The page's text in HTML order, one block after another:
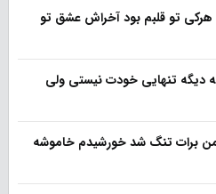
هرکی تو قلبم بود آخراش عشق تو
دیگه تنهایی خودت نیستی ولی
برات تنگ شد خورشیدم خاموشه